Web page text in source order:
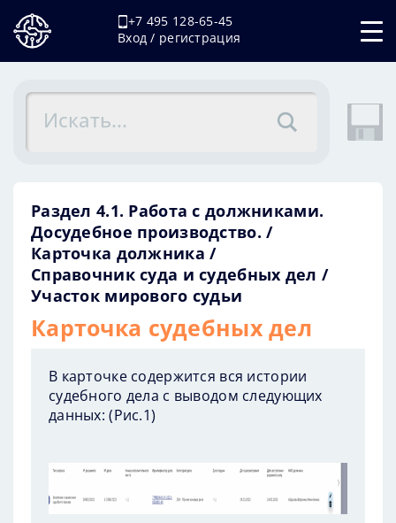
+7 495 128-65-45
Вход / регистрация
Раздел 4.1. Работа с должниками.
Досудебное производство.
Карточка должника
Справочник суда и судебных дел
Участок мирового судьи
Карточка судебных дел
В карточке содержится вся истории
судебного дела с выводом следующих
данных: (Рис.1)